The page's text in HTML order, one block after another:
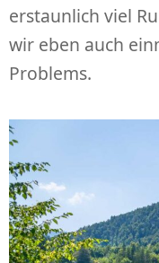
erstaunlich viel
wir eben auch
Problems.